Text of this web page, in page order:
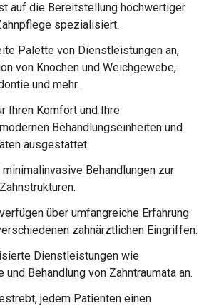
auf die Bereitstellung hochwertiger
spezialisiert.
Palette von Dienstleistungen an,
von Knochen und Weichgewebe,
und mehr.
Ihren Komfort und Ihre
Behandlungseinheiten und
ausgestattet.
Behandlungen zur
über umfangreiche Erfahrung
zahnärztlichen Eingriffen.
Dienstleistungen wie
und Behandlung von Zahntraumata an.
jedem Patienten einen